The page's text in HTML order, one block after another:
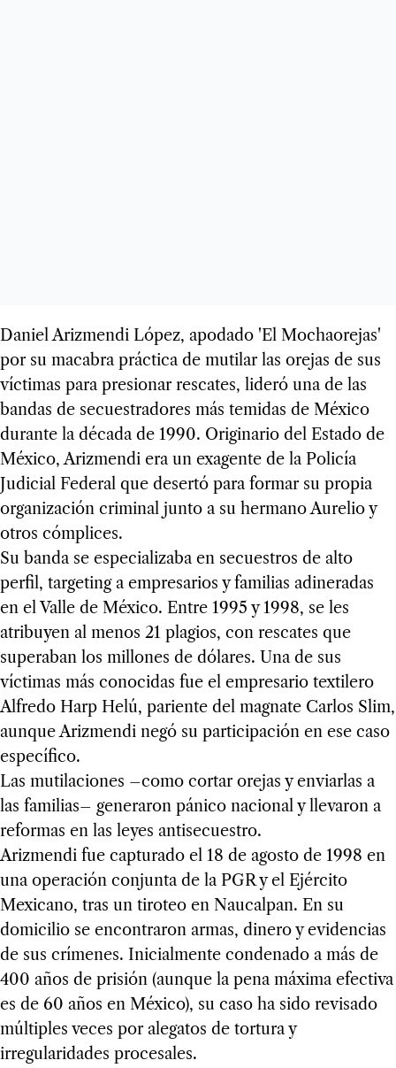
Daniel Arizmendi López, apodado 'El Mochaorejas'
por su macabra práctica de mutilar las orejas de sus
víctimas para presionar rescates, lideró una de las
bandas de secuestradores más temidas de México
durante la década de 1990. Originario del Estado de
México, Arizmendi era un exagente de la Policía
Judicial Federal que desertó para formar su propia
organización criminal junto a su hermano Aurelio y
otros cómplices.
Su banda se especializaba en secuestros de alto
perfil, targeting a empresarios y familias adineradas
en el Valle de México. Entre 1995 y 1998, se les
atribuyen al menos 21 plagios, con rescates que
superaban los millones de dólares. Una de sus
víctimas más conocidas fue el empresario textilero
Alfredo Harp Helú, pariente del magnate Carlos Slim,
aunque Arizmendi negó su participación en ese caso
específico.
Las mutilaciones –como cortar orejas y enviarlas a
las familias– generaron pánico nacional y llevaron a
reformas en las leyes antisecuestro.
Arizmendi fue capturado el 18 de agosto de 1998 en
una operación conjunta de la PGR y el Ejército
Mexicano, tras un tiroteo en Naucalpan. En su
domicilio se encontraron armas, dinero y evidencias
de sus crímenes. Inicialmente condenado a más de
400 años de prisión (aunque la pena máxima efectiva
es de 60 años en México), su caso ha sido revisado
múltiples veces por alegatos de tortura y
irregularidades procesales.